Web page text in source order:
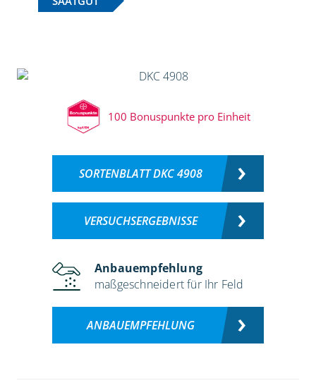
100 Bonuspunkte pro Einheit
SORTENBLATT DKC 4908
VERSUCHSERGEBNISSE
Anbauempfehlung
maßgeschneidert für Ihr Feld
ANBAUEMPFEHLUNG